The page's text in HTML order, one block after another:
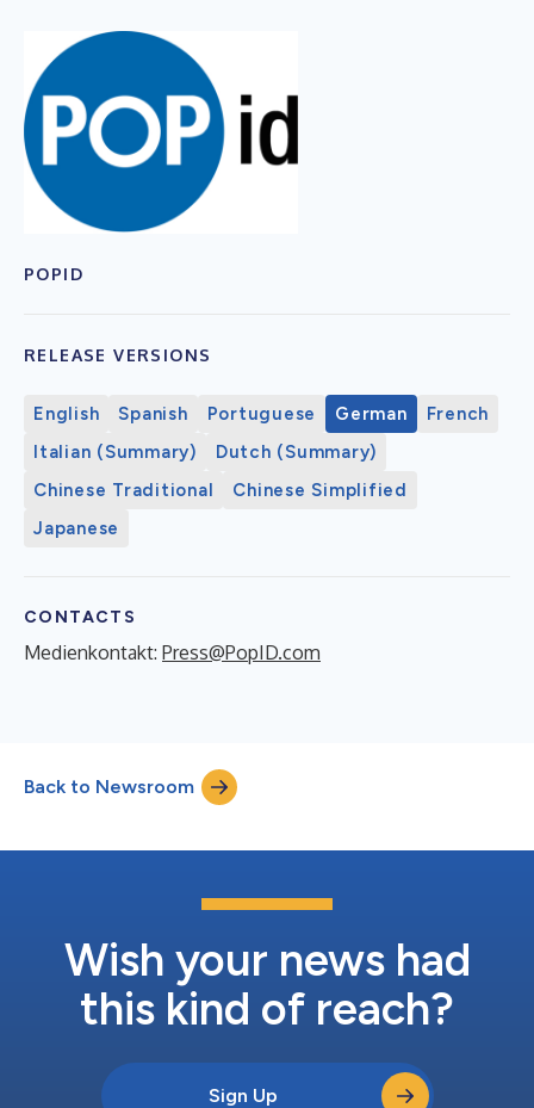
POPID
RELEASE VERSIONS
English Spanish Portuguese German
French
Italian (Summary)
Dutch (Summary)
Chinese Traditional
Chinese Simplified
Japanese
CONTACTS
Medienkontakt: Press@PopID.com
Back to Newsroom
Wish your news had
this kind of reach?
Sign Up